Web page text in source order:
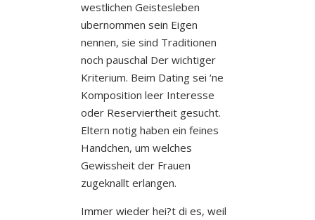
westlichen Geistesleben
ubernommen sein Eigen
nennen, sie sind Traditionen
noch pauschal Der wichtiger
Kriterium. Beim Dating sei ‘ne
Komposition leer Interesse
oder Reserviertheit gesucht.
Eltern notig haben ein feines
Handchen, um welches
Gewissheit der Frauen
zugeknallt erlangen.
Immer wieder hei?t di es, weil